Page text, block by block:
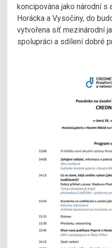
koncipována jako národní s
Horácka a Vysočiny, do
vytvořena síť mezinárodní
spolupráci a sdílení dobré